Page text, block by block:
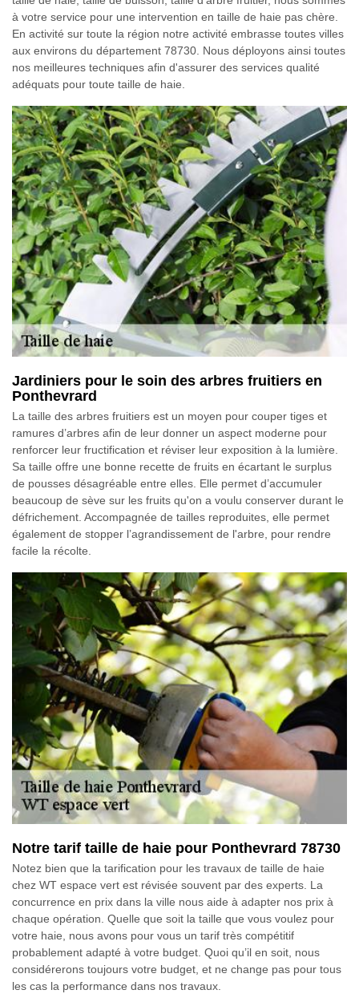
à votre service pour une intervention en taille de haie pas chère.
En activité sur toute la région notre activité embrasse toutes villes
aux environs du département 78730. Nous déployons ainsi toutes
nos meilleures techniques afin d'assurer des services qualité
adéquats pour toute taille de haie.
Jardiniers pour le soin des arbres fruitiers en
Ponthevrard
La taille des arbres fruitiers est un moyen pour couper tiges et
ramures d’arbres afin de leur donner un aspect moderne pour
renforcer leur fructification et réviser leur exposition à la lumière.
Sa taille offre une bonne recette de fruits en écartant le surplus
de pousses désagréable entre elles. Elle permet d’accumuler
beaucoup de sève sur les fruits qu'on a voulu conserver durant le
défrichement. Accompagnée de tailles reproduites, elle permet
également de stopper l’agrandissement de l'arbre, pour rendre
facile la récolte.
Notre tarif taille de haie pour Ponthevrard 78730
Notez bien que la tarification pour les travaux de taille de haie
chez WT espace vert est révisée souvent par des experts. La
concurrence en prix dans la ville nous aide à adapter nos prix à
chaque opération. Quelle que soit la taille que vous voulez pour
votre haie, nous avons pour vous un tarif très compétitif
probablement adapté à votre budget. Quoi qu’il en soit, nous
considérerons toujours votre budget, et ne change pas pour tous
les cas la performance dans nos travaux.